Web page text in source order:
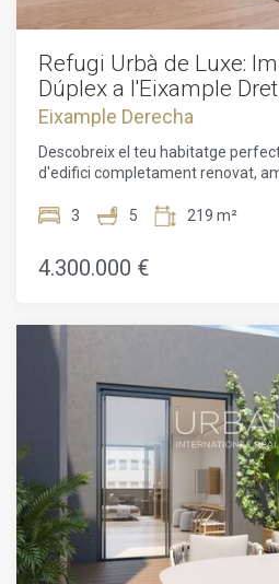
Refugi Urbà de Luxe:
Dúplex a l'Eixample
Eixample Derecha
Descobreix el teu habitatge
d'edifici completament renovat,
en cada racó.Us presentem un
219 m² i una impressionant
desitjat barri de l'Eixample Dret de
captivar pel disseny sofisticat i
apartaments són un plaer per
parets de maons a la vista i
tot l'espai. La llum natural inunda
atmosfera càlida i acollidora que
planta inferior, descobriràs tres
cadascuna amb accés a una
habitacions compten amb
garantint privacitat i comoditat. A
d'estar i un tercer bany completen
proporcionant un ampli espai per
pujar a la planta superior, seràs
3 5 219 m²
4.300.000 €